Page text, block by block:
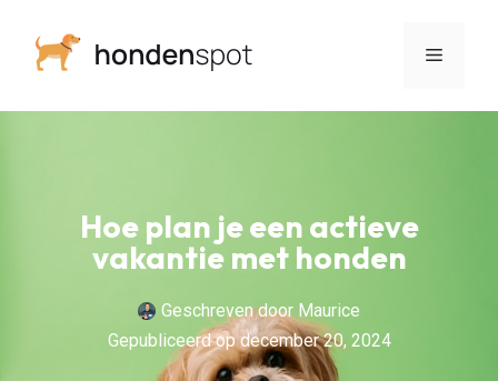
Hoe plan je een actieve
vakantie met honden
Geschreven door Maurice
Gepubliceerd opdecember 20, 2024